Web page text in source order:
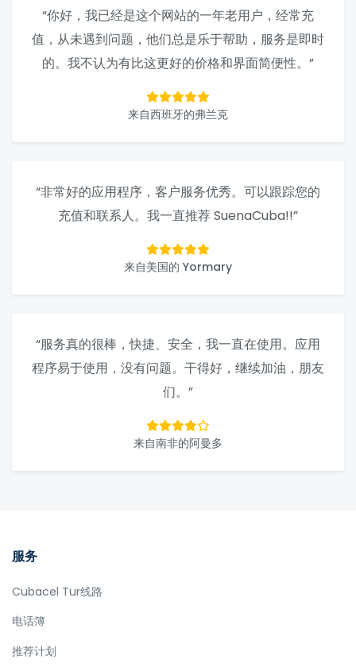
“你好，我已经是这个网站的一年老用户，经常充
值，从未遇到问题，他们总是乐于帮助，服务是即时
的。我不认为有比这更好的价格和界面简便性。”
来自西班牙的弗兰克
“非常好的应用程序，客户服务优秀。可以跟踪您的
充值和联系人。我一直推荐 SuenaCuba!!”
来自美国的 Yormary
“服务真的很棒，快捷、安全，我一直在使用。应用
程序易于使用，没有问题。干得好，继续加油，朋友
们。”
来自南非的阿曼多
服务
Cubacel Tur线路
电话簿
推荐计划